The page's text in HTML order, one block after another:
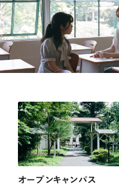
オープンキャンパス